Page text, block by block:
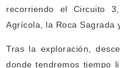
recorriendo el Circuito
Agrícola, la Roca Sagrada
Tras la exploración,
donde tendremos tiempo